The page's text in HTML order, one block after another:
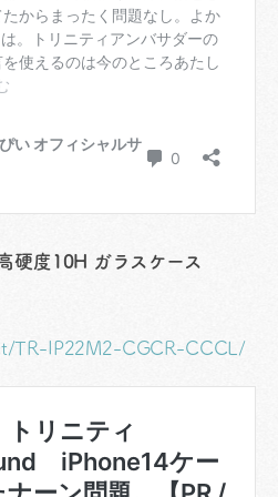
度10H ガラスケース
TR-IP22M2-CGCR-CCCL/